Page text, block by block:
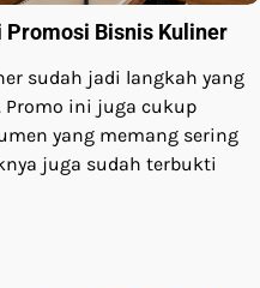
Promosi Bisnis Kuliner
sudah jadi langkah yang
Promo ini juga cukup
yang memang sering
juga sudah terbukti